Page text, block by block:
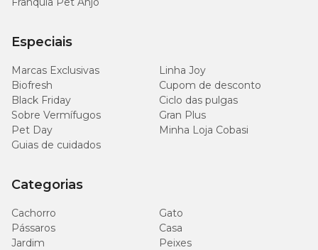
Especiais
Marcas Exclusivas
Linha Joy
Biofresh
Cupom de desconto
Black Friday
Ciclo das pulgas
Sobre Vermífugos
Gran Plus
Pet Day
Minha Loja Cobasi
Guias de cuidados
Categorias
Cachorro
Gato
Pássaros
Casa
Jardim
Peixes